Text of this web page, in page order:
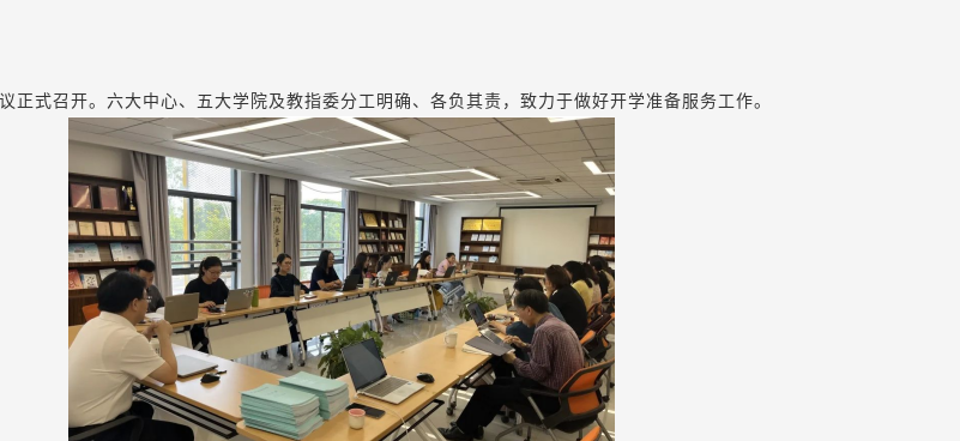
正式召开。六大中心、五大学院及教指委分工明确、各负其责，致力于做好开学准备服务工作。